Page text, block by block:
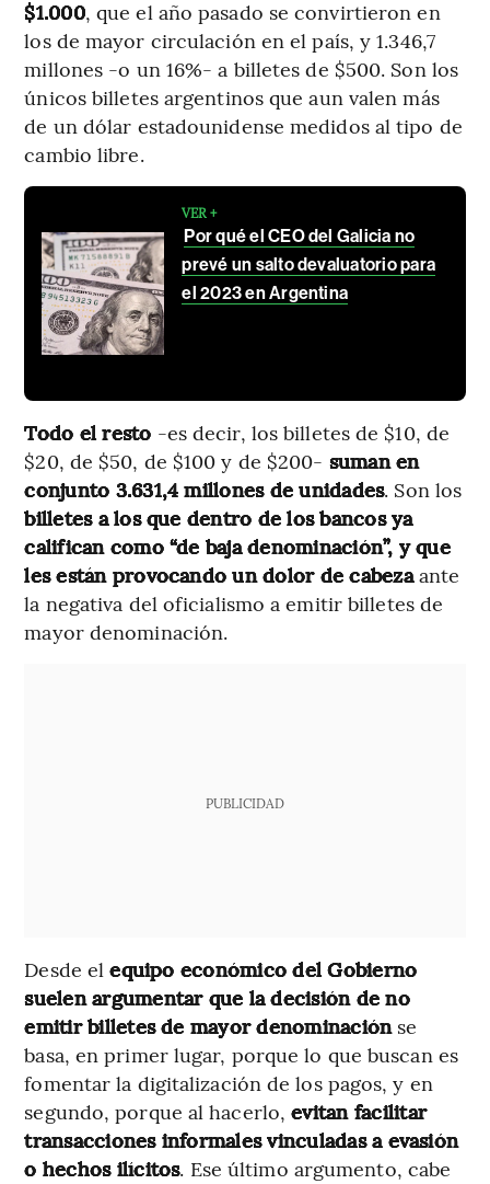
$1.000, que el año pasado se convirtieron en
los de mayor circulación en el país, y 1.346,7
millones -o un 16%- a billetes de $500. Son los
únicos billetes argentinos que aun valen más
de un dólar estadounidense medidos al tipo de
cambio libre.
VER +
Por qué el CEO del Galicia no
prevé un salto devaluatorio para
el 2023 en Argentina
Todo el resto -es decir, los billetes de $10, de
$20, de $50, de $100 y de $200- suman en
conjunto 3.631,4 millones de unidades. Son los
billetes a los que dentro de los bancos ya
califican como “de baja denominación”, y que
les están provocando un dolor de cabezaante
la negativa del oficialismo a emitir billetes de
mayor denominación.
PUBLICIDAD
Desde elequipo económico del Gobierno
suelen argumentar que la decisión de no
emitir billetes de mayor denominaciónse
basa, en primer lugar, porque lo que buscan es
fomentar la digitalización de los pagos, y en
segundo, porque al hacerlo,evitan facilitar
transacciones informales vinculadas a evasión
o hechos ilícitos. Ese último argumento, cabe